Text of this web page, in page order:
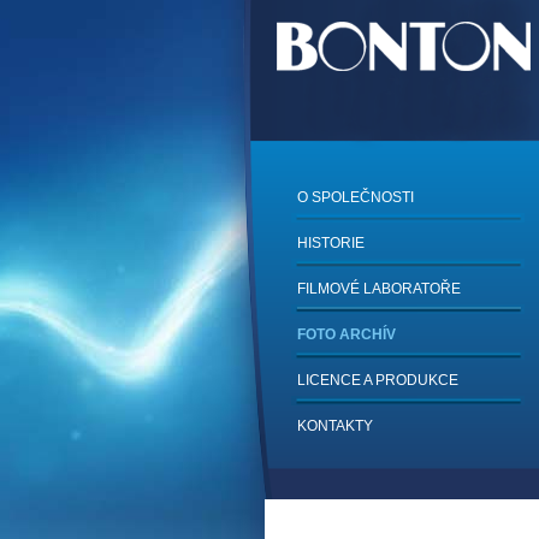
O SPOLEČNOSTI
HISTORIE
FILMOVÉ LABORATOŘE
FOTO ARCHÍV
LICENCE A PRODUKCE
KONTAKTY